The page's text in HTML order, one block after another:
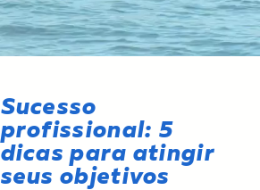
Sucesso
profissional: 5
dicas para atingir
seus objetivos